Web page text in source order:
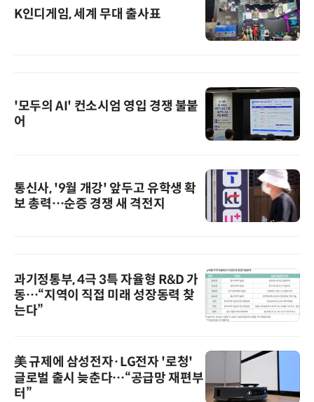
K인디게임, 세계 무대 출사표
'모두의 AI' 컨소시엄 영입 경쟁 불붙
어
통신사, '9월 개강' 앞두고 유학생 확
보 총력…순증 경쟁 새 격전지
과기정통부, 4극 3특 자율형 R&D 가
동…“지역이 직접 미래 성장동력 찾
는다”
美 규제에 삼성전자·LG전자 '로청'
글로벌 출시 늦춘다…“공급망 재편부
터”